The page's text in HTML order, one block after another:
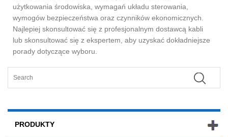
użytkowania środowiska, wymagań układu sterowania,
wymogów bezpieczeństwa oraz czynników ekonomicznych.
Najlepiej skonsultować się z profesjonalnym dostawcą kabli
lub skonsultować się z ekspertem, aby uzyskać dokładniejsze
porady dotyczące wyboru.
PRODUKTY